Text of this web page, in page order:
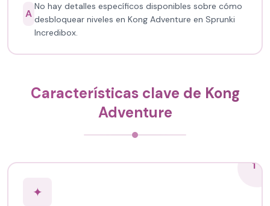
A
No hay detalles específicos disponibles sobre cómo
desbloquear niveles en Kong Adventure en Sprunki
Incredibox.
Características clave de Kong
Adventure
1
✦